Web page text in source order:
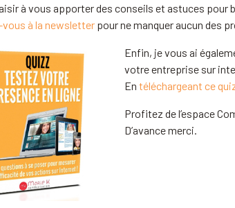
à vous apporter des conseils et astuces
à la newsletter pour ne manquer aucun des
Enfin, je vous ai
votre entreprise sur
En téléchargeant ce
Profitez de l’espace
D’avance merci.